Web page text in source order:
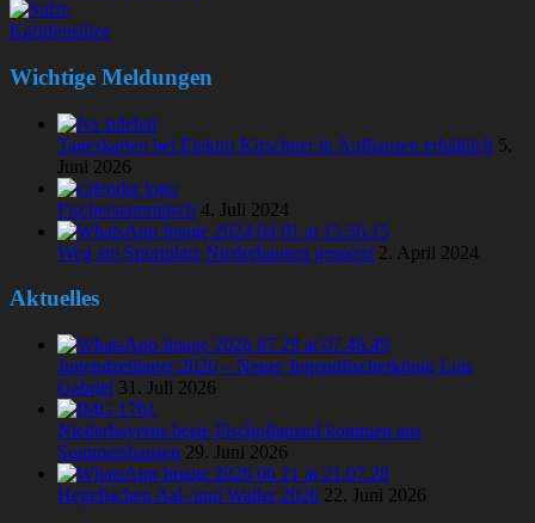
Karpfensülze
Wichtige Meldungen
Tageskarten bei Elektro Kirschner in Aufhausen erhältlich 5.
Juni 2026
Fischerstammtisch 4. Juli 2024
Weg am Sportplatz Niederhausen gesperrt 2. April 2024
Aktuelles
Jugendzeltlager 2026 – Neuer Jugendfischerkönig Luis
Gabriel 31. Juli 2026
Niederbayerns beste Fischpflanzerl kommen aus
Sommershausen 29. Juni 2026
Hegefischen Aal- und Waller 2026 22. Juni 2026